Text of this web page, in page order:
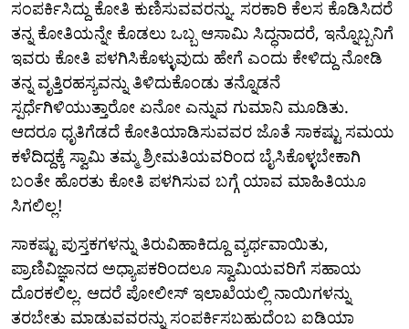
ಸಂಪರ್ಕಿಸಿದ್ದು ಕೋತಿ ಕುಣಿಸುವವರನ್ನು. ಸರಕಾರಿ ಕೆಲಸ ಕೊಡಿಸಿದರೆ
ತನ್ನ ಕೋತಿಯನ್ನೇ ಕೊಡಲು ಒಬ್ಬ ಆಸಾಮಿ ಸಿದ್ಧನಾದರೆ, ಇನ್ನೊಬ್ಬನಿಗೆ
ಇವರು ಕೋತಿ ಪಳಗಿಸಿಕೊಳ್ಳುವುದು ಹೇಗೆ ಎಂದು ಕೇಳಿದ್ದು ನೋಡಿ
ತನ್ನ ವೃತ್ತಿರಹಸ್ಯವನ್ನು ತಿಳಿದುಕೊಂಡು ತನ್ನೊಡನೆ
ಸ್ಪರ್ಧೆಗಿಳಿಯುತ್ತಾರೋ ಏನೋ ಎನ್ನುವ ಗುಮಾನಿ ಮೂಡಿತು.
ಆದರೂ ಧೃತಿಗೆಡದೆ ಕೋತಿಯಾಡಿಸುವವರ ಜೊತೆ ಸಾಕಷ್ಟು ಸಮಯ
ಕಳೆದಿದ್ದಕ್ಕೆ ಸ್ವಾಮಿ ತಮ್ಮ ಶ್ರೀಮತಿಯವರಿಂದ ಬೈಸಿಕೊಳ್ಳಬೇಕಾಗಿ
ಬಂತೇ ಹೊರತು ಕೋತಿ ಪಳಗಿಸುವ ಬಗ್ಗೆ ಯಾವ ಮಾಹಿತಿಯೂ
ಸಿಗಲಿಲ್ಲ!
ಸಾಕಷ್ಟು ಪುಸ್ತಕಗಳನ್ನು ತಿರುವಿಹಾಕಿದ್ದೂ ವ್ಯರ್ಥವಾಯಿತು,
ಪ್ರಾಣಿವಿಜ್ಞಾನದ ಅಧ್ಯಾಪಕರಿಂದಲೂ ಸ್ವಾಮಿಯವರಿಗೆ ಸಹಾಯ
ದೊರಕಲಿಲ್ಲ. ಆದರೆ ಪೋಲೀಸ್ ಇಲಾಖೆಯಲ್ಲಿ ನಾಯಿಗಳನ್ನು
ತರಬೇತು ಮಾಡುವವರನ್ನು ಸಂಪರ್ಕಿಸಬಹುದೆಂಬ ಐಡಿಯಾ